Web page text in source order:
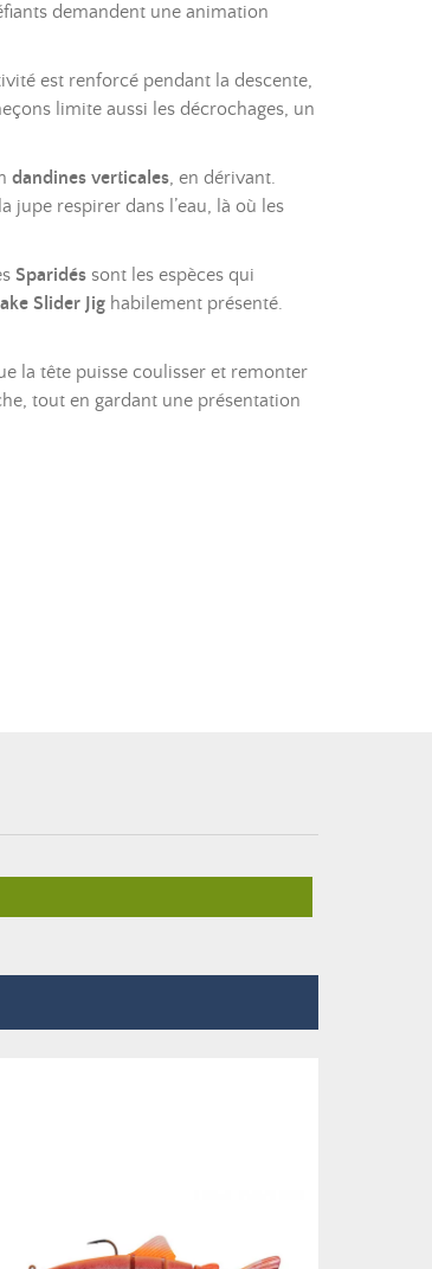
demandent une animation
est renforcé pendant la descente,
limite aussi les décrochages, un
dandines verticales, en dérivant.
respirer dans l’eau, là où les
Sparidés sont les espèces qui
Slider Jig habilement présenté.
la tête puisse coulisser et remonter
tout en gardant une présentation